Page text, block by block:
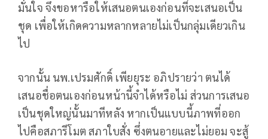
มั่นใจ จึงขอหารือให้เสนอตนเองก่อนที่จะเสนอเป็น
ชุด เพื่อให้เกิดความหลากหลายไม่เป็นกลุ่มเดียวเกิน
ไป
จากนั้น นพ.เปรมศักดิ์ เพียยุระ อภิปรายว่า ตนได้
เสนอชื่อตนเองก่อนหน้านี้จำได้หรือไม่ ส่วนการเสนอ
เป็นชุดใหญ่นั้นมาทีหลัง หากเป็นแบบนี้ภาพที่ออก
ไปคือสภารีโมต สภาใบสั่ง ซึ่งตนอายและไม่ยอม จะสู้